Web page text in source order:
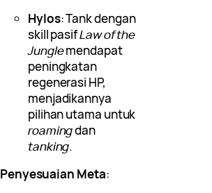
Hylos: Tank dengan
skill pasifLaw of the
Junglemendapat
peningkatan
regenerasi HP,
menjadikannya
pilihan utama untuk
roamingdan
tanking.
Penyesuaian Meta: